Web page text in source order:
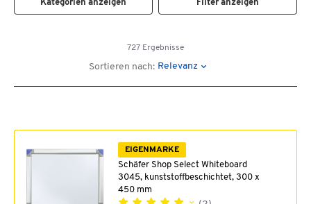
Kategorien anzeigen Filter anzeigen
727 Ergebnisse
Sortieren nach: Relevanz
EIGENMARKE
Schäfer Shop Select Whiteboard
3045, kunststoffbeschichtet, 300 x
450 mm